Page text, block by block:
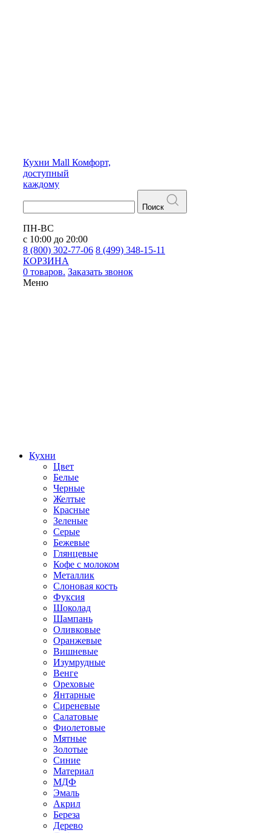
Кухни Mall Комфорт,
доступный
каждому
Поиск
ПН-ВС
с 10:00 до 20:00
8 (800) 302-77-06 8 (499) 348-15-11
КОРЗИНА
0 товаров. Заказать звонок
Меню
Кухни
Цвет
Белые
Черные
Желтые
Красные
Зеленые
Серые
Бежевые
Глянцевые
Кофе с молоком
Металлик
Слоновая кость
Фуксия
Шоколад
Шампань
Оливковые
Оранжевые
Вишневые
Изумрудные
Венге
Ореховые
Янтарные
Сиреневые
Салатовые
Фиолетовые
Мятные
Золотые
Синие
Материал
МДФ
Эмаль
Акрил
Береза
Дерево